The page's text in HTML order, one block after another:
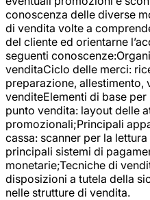
conoscenza delle diverse
di vendita volte a
del cliente ed orientarne
seguenti
venditaCiclo delle merci:
preparazione, allestimento,
venditeElementi di base
punto vendita: layout delle
promozionali;Principali
cassa: scanner per la
principali sistemi di
monetarie;Tecniche di
disposizioni a tutela della
nelle strutture di vendita.